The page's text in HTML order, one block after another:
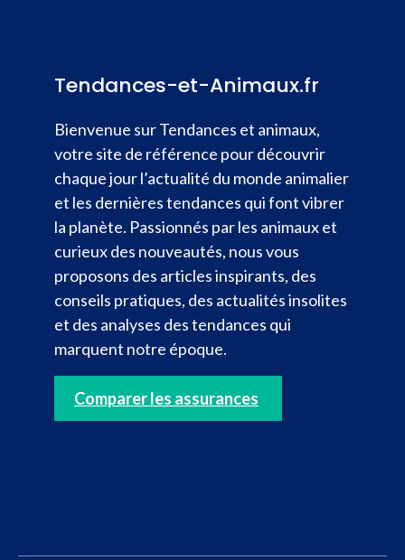
Tendances-et-Animaux.fr
Bienvenue sur Tendances et animaux,
votre site de référence pour découvrir
chaque jour l’actualité du monde animalier
et les dernières tendances qui font vibrer
la planète. Passionnés par les animaux et
curieux des nouveautés, nous vous
proposons des articles inspirants, des
conseils pratiques, des actualités insolites
et des analyses des tendances qui
marquent notre époque.
Comparer les assurances